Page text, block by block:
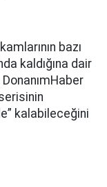
bazı
kaldığına dair
kalabileceğini